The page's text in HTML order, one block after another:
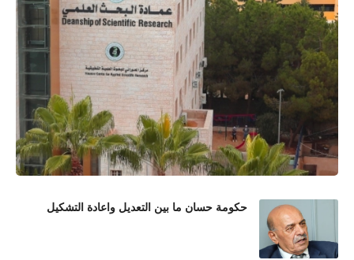
حكومة حسان ما بين التعديل واعادة التشكيل